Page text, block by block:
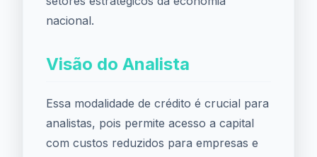
nacional.
Visão do Analista
Essa modalidade de crédito é crucial para
analistas, pois permite acesso a capital
com custos reduzidos para empresas e